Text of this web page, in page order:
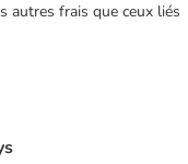
autres frais que ceux liés